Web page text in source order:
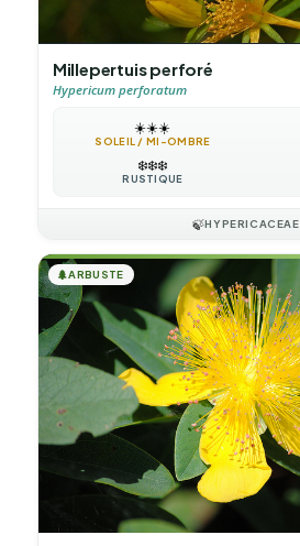
Millepertuis perforé
Hypericum perforatum
☀️☀️☀️
SOLEIL / MI-OMBRE
❄️❄️❄️
RUSTIQUE
🍃HYPERICACEAE
🌲ARBUSTE